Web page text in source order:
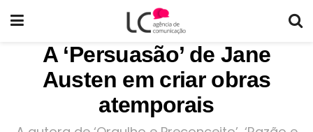
A ‘Persuasão’ de Jane
Austen em criar obras
atemporais